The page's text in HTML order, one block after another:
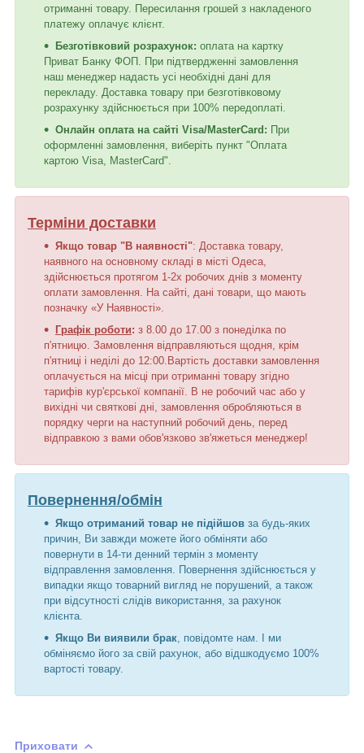
отриманні товару. Пересилання грошей з накладеного
платежу оплачує клієнт.
Безготівковий розрахунок: оплата на картку
Приват Банку ФОП. При підтвердженні замовлення
наш менеджер надасть усі необхідні дані для
перекладу. Доставка товару при безготівковому
розрахунку здійснюється при 100% передоплаті.
Онлайн оплата на сайті Visa/MasterCard: При
оформленні замовлення, виберіть пункт "Оплата
картою Visa, MasterCard".
Терміни доставки
Якщо товар "В наявності": Доставка товару,
наявного на основному складі в місті Одеса,
здійснюється протягом 1-2х робочих днів з моменту
оплати замовлення. На сайті, дані товари, що мають
позначку «У Наявності».
Графік роботи: з 8.00 до 17.00 з понеділка по
п'ятницю. Замовлення відправляються щодня, крім
п'ятниці і неділі до 12:00.Вартість доставки замовлення
оплачується на місці при отриманні товару згідно
тарифів кур'єрської компанії. В не робочий час або у
вихідні чи святкові дні, замовлення обробляються в
порядку черги на наступний робочий день, перед
відправкою з вами обов'язково зв'яжеться менеджер!
Повернення/обмін
Якщо отриманий товар не підійшов за будь-яких
причин, Ви завжди можете його обміняти або
повернути в 14-ти денний термін з моменту
відправлення замовлення. Повернення здійснюється у
випадки якщо товарний вигляд не порушений, а також
при відсутності слідів використання, за рахунок
клієнта.
Якщо Ви виявили брак , повідомте нам. І ми
обміняємо його за свій рахунок, або відшкодуємо 100%
вартості товару.
Приховати